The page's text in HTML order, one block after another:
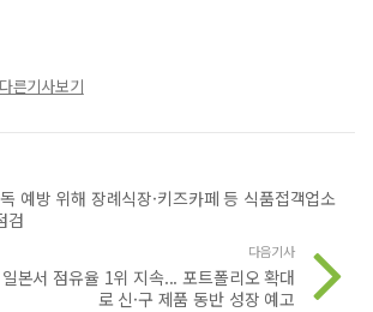
다른기사보기
예방 위해 장례식장·키즈카페 등 식품접객업소
검
다음기사
본서 점유율 1위 지속... 포트폴리오 확대
로 신·구 제품 동반 성장 예고